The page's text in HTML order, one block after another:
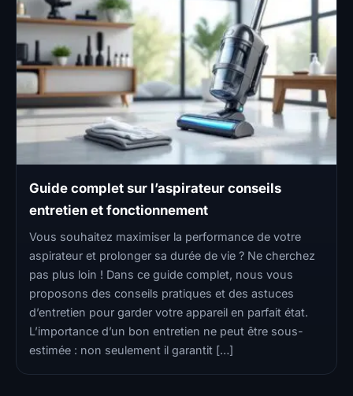
Guide complet sur l’aspirateur conseils
entretien et fonctionnement
Vous souhaitez maximiser la performance de votre
aspirateur et prolonger sa durée de vie ? Ne cherchez
pas plus loin ! Dans ce guide complet, nous vous
proposons des conseils pratiques et des astuces
d’entretien pour garder votre appareil en parfait état.
L’importance d’un bon entretien ne peut être sous-
estimée : non seulement il garantit […]